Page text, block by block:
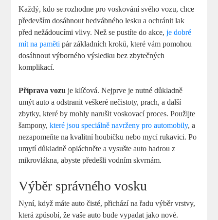
Každý, kdo se rozhodne pro voskování svého vozu, chce
především dosáhnout hedvábného lesku a ochránit lak
před nežádoucími vlivy. Než se pustíte do akce,je dobré
mít na paměti pár základních kroků, které vám pomohou
dosáhnout výborného výsledku bez zbytečných
komplikací.
Příprava vozu je klíčová. Nejprve je nutné důkladně
umýt auto a odstranit veškeré nečistoty, prach, a další
zbytky, které by mohly narušit voskovací proces. Použijte
šampony,které jsou speciálně navrženy pro automobily, a
nezapomeňte na kvalitní houbičku nebo mycí rukavici. Po
umytí důkladně opláchněte a vysušte auto hadrou z
mikrovlákna, abyste předešli vodním skvrnám.
Výběr správného vosku
Nyní, když máte auto čisté, přichází na řadu výběr vrstvy,
která způsobí, že vaše auto bude vypadat jako nové.